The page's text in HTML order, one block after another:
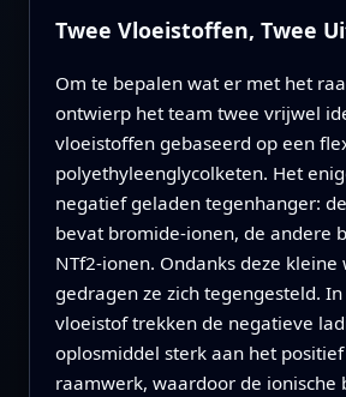
Twee Vloeistoffen, Twee
Om te bepalen wat er met het
ontwierp het team twee vrijwel
vloeistoffen gebaseerd op een
polyethyleenglycolketen. Het
negatief geladen tegenhanger:
bevat bromide-ionen, de andere
NTf2-ionen. Ondanks deze kleine
gedragen ze zich tegengesteld.
vloeistof trekken de negatieve
oplosmiddel sterk aan het
raamwerk, waardoor de ionische